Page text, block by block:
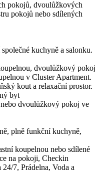
pokojů, dvoulůžkových
pokojů nebo sdílených
kuchyně a salonku.
dvoulůžkový pokoj
v Cluster Apartment.
kout a relaxační prostor.
byt
dvoulůžkový pokoj ve
plně funkční kuchyně,
koupelnou nebo sdílené
na pokoji, Checkin
7, Prádelna, Voda a